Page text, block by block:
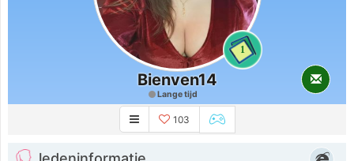
1
Bienven14
Lange tijd
103